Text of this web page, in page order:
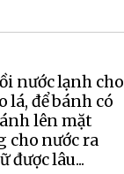
nước lạnh cho
lá, để bánh có
lên mặt
cho nước ra
được lâu...